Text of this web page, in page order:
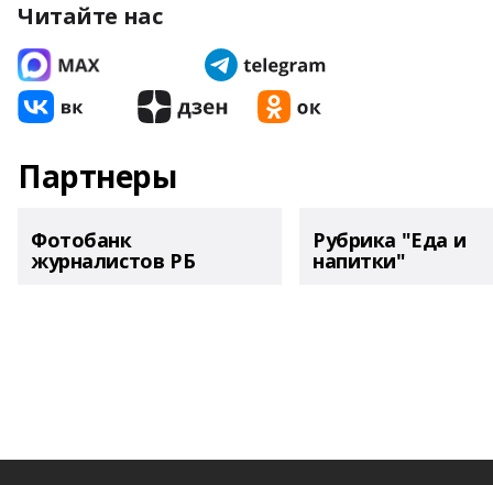
Читайте нас
Партнеры
Фотобанк
журналистов РБ
Рубрика "Еда и
напитки"